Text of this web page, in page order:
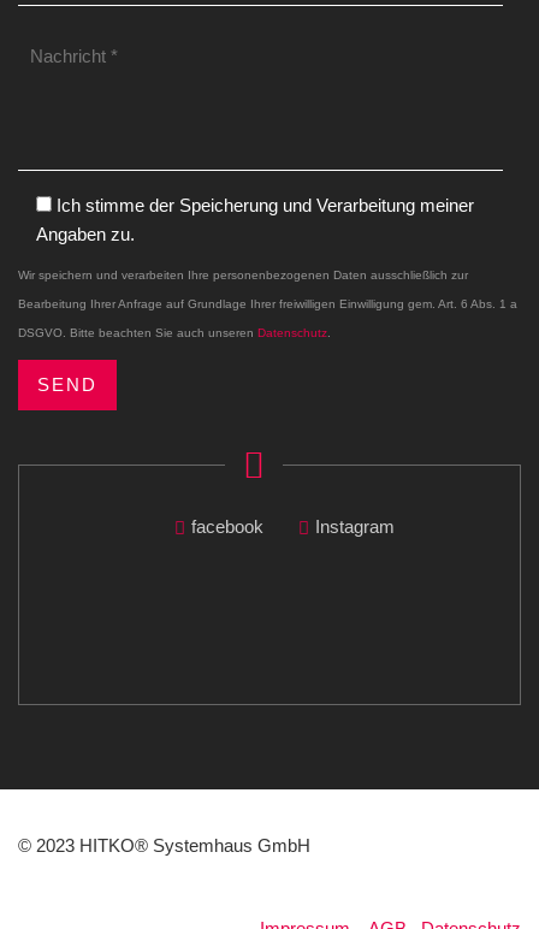
Ich stimme der Speicherung und Verarbeitung meiner
Angaben zu.
Wir speichern und verarbeiten Ihre personenbezogenen Daten ausschließlich zur
Bearbeitung Ihrer Anfrage auf Grundlage Ihrer freiwilligen Einwilligung gem. Art. 6 Abs. 1 a
DSGVO. Bitte beachten Sie auch unseren Datenschutz.
facebook Instagram
© 2023 HITKO® Systemhaus GmbH